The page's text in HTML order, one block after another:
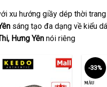
xu hướng giầy dép thời
sáng tạo đa dạng về kiểu
Hưng Yên nói riêng
-33%